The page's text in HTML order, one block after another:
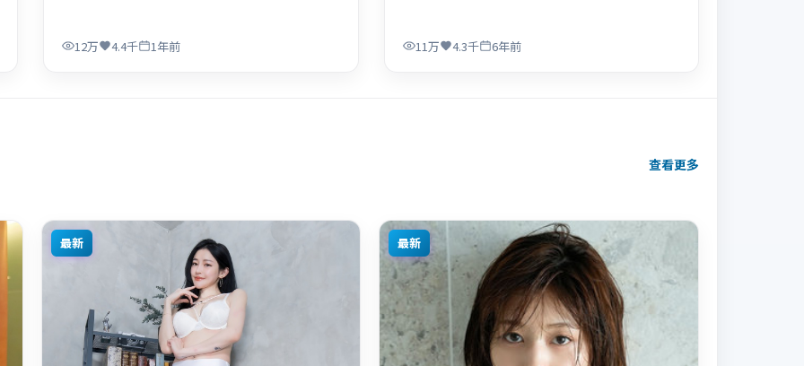
12万 4.4千 1年前 11万 4.3千 6年前
查看更多
最新 最新